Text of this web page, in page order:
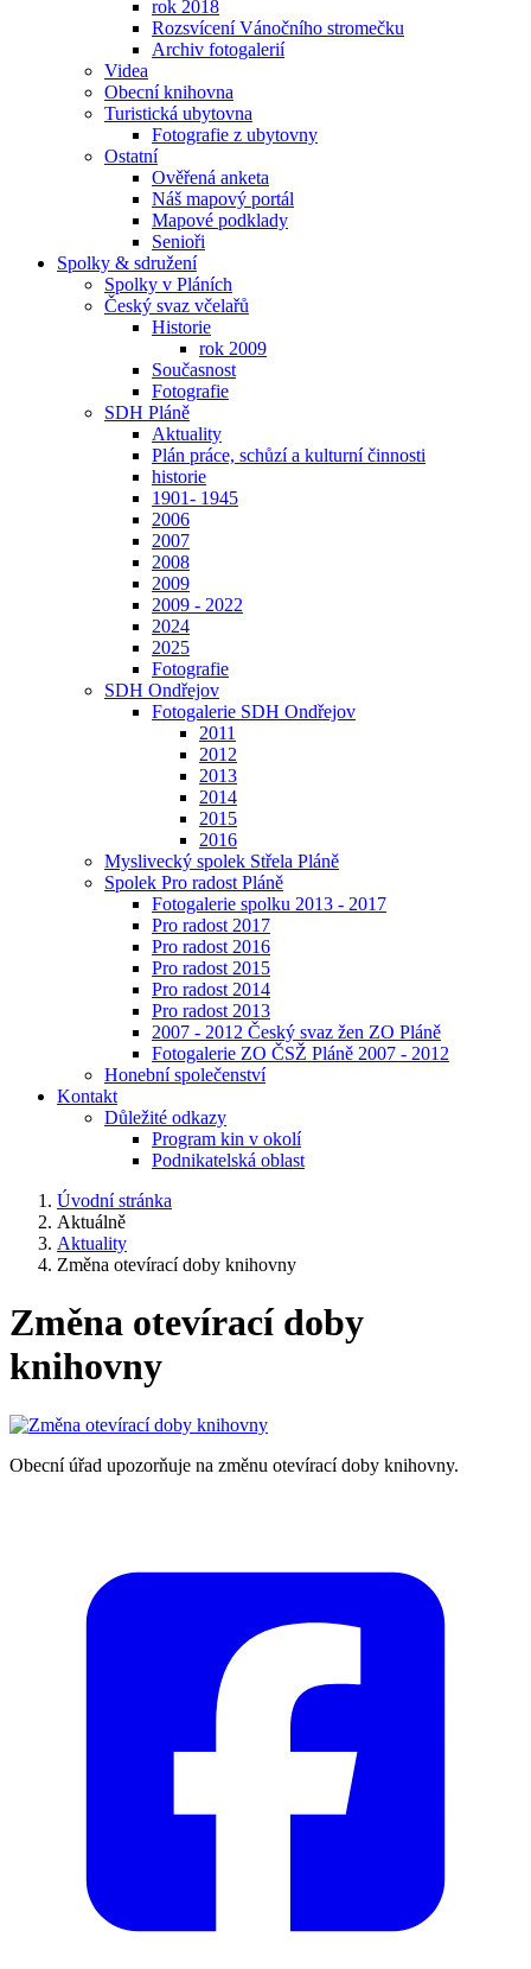
rok 2018
Rozsvícení Vánočního stromečku
Archiv fotogalerií
Videa
Obecní knihovna
Turistická ubytovna
Fotografie z ubytovny
Ostatní
Ověřená anketa
Náš mapový portál
Mapové podklady
Senioři
Spolky & sdružení
Spolky v Pláních
Český svaz včelařů
Historie
rok 2009
Současnost
Fotografie
SDH Pláně
Aktuality
Plán práce, schůzí a kulturní činnosti
historie
1901- 1945
2006
2007
2008
2009
2009 - 2022
2024
2025
Fotografie
SDH Ondřejov
Fotogalerie SDH Ondřejov
2011
2012
2013
2014
2015
2016
Myslivecký spolek Střela Pláně
Spolek Pro radost Pláně
Fotogalerie spolku 2013 - 2017
Pro radost 2017
Pro radost 2016
Pro radost 2015
Pro radost 2014
Pro radost 2013
2007 - 2012 Český svaz žen ZO Pláně
Fotogalerie ZO ČSŽ Pláně 2007 - 2012
Honební společenství
Kontakt
Důležité odkazy
Program kin v okolí
Podnikatelská oblast
Úvodní stránka
Aktuálně
Aktuality
Změna otevírací doby knihovny
Změna otevírací doby
knihovny
Obecní úřad upozorňuje na změnu otevírací doby knihovny.